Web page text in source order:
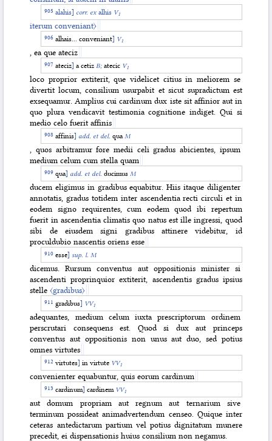
alahis] corr. exalhis V1
iterum conveniant〉
alhais... conveniant] V1
, ea que ateciz
ateciz] a cetiz B;atecic V1
loco proprior extiterit, que videlicet citius in meliorem se
divertit locum, consilium usurpabit et sicut supradictum est
exsequamur. Amplius cui cardinum dux iste sit affinior aut in
quo plura vendicavit testimonia cognitione indiget. Qui si
medio celo fuerit affinis
affinis] add. et del. qua M
, quos arbitramur fore medii celi gradus abicientes, ipsum
medium celum cum stella quam
qua] add. et del. ducimus M
ducem eligimus in gradibus equabitur. Hiis itaque diligenter
annotatis, gradus totidem inter ascendentia recti circuli et in
eodem signo requirentes, cum eodem quod ibi repertum
fuerit in ascendentia climatis quo natus est ille ingressi, quod
sibi de eiusdem signi gradibus attinere videbitur, id
proculdubio nascentis oriens esse
esse] sup. l. M
dicemus. Rursum conventus aut oppositionis minister si
ascendenti proprinquior extiterit, ascendentis gradus ipsius
stelle〈gradibus〉
gradibus] VV1
adequantes, medium celum iuxta prescriptorum ordinem
perscrutari consequens est. Quod si dux aut princeps
conventus aut oppositionis non unus aut duo, sed potius
omnes virtutes
virtutes] in virtute VV1
convenienter equabuntur, quis eorum cardinum
cardinum] cardinem VV1
aut domum propriam aut regnum aut ternarium sive
terminum possideat animadvertendum censeo. Quique inter
ceteras antedictarum partium vel potius dignitatum munere
precedit, ei dispensationis huius consilium non negamus.